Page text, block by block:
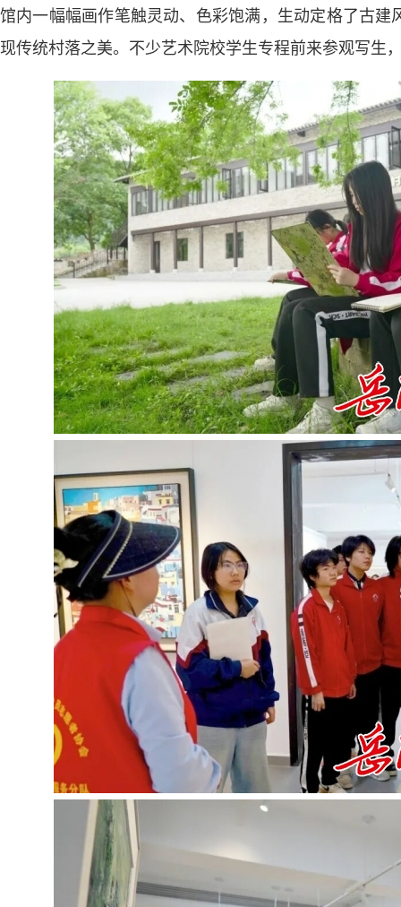
馆内一幅幅画作笔触灵动、色彩饱满，生动定格了古
现传统村落之美。不少艺术院校学生专程前来参观写生